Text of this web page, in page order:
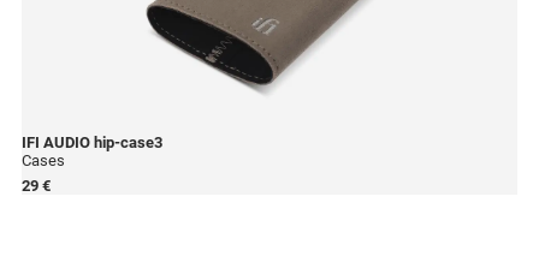
IFI AUDIO hip-case3
Cases
29 €